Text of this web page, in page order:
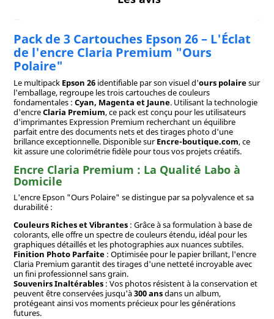
Pack de 3 Cartouches Epson 26 – L'Éclat
de l'encre Claria Premium "Ours
Polaire"
Le multipack Epson 26identifiable par son visuel d'ours polairesur
l'emballage, regroupe les trois cartouches de couleurs
fondamentales : Cyan, Magenta et Jaune. Utilisant la technologie
d'encreClaria Premium, ce pack est conçu pour les utilisateurs
d'imprimantes Expression Premium recherchant un équilibre
parfait entre des documents nets et des tirages photo d'une
brillance exceptionnelle. Disponible surEncre-boutique.com, ce
kit assure une colorimétrie fidèle pour tous vos projets créatifs.
Encre Claria Premium : La Qualité Labo à
Domicile
L'encre Epson "Ours Polaire" se distingue par sa polyvalence et sa
durabilité :
Couleurs Riches et Vibrantes: Grâce à sa formulation à base de
colorants, elle offre un spectre de couleurs étendu, idéal pour les
graphiques détaillés et les photographies aux nuances subtiles.
Finition Photo Parfaite: Optimisée pour le papier brillant, l'encre
Claria Premium garantit des tirages d'une netteté incroyable avec
un fini professionnel sans grain.
Souvenirs Inaltérables: Vos photos résistent à la conservation et
peuvent être conservées jusqu'à300 ansdans un album,
protégeant ainsi vos moments précieux pour les générations
futures.